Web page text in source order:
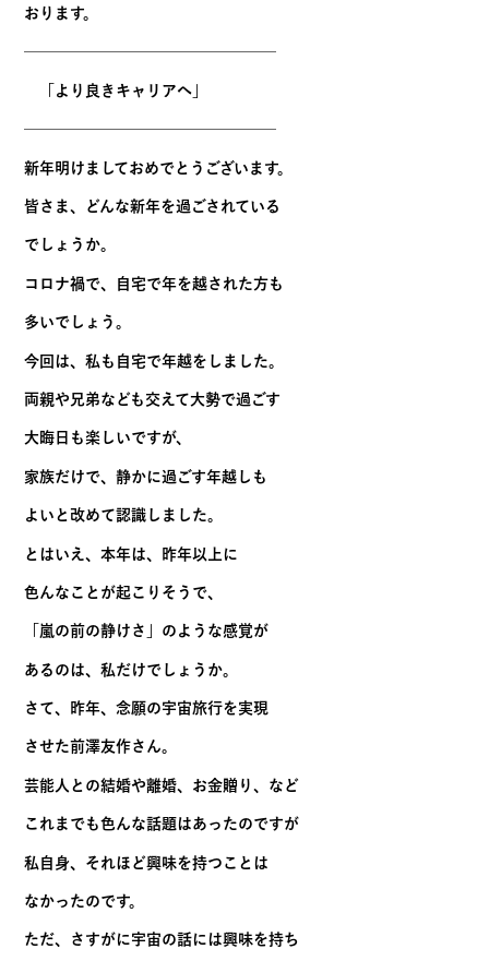
おります。
————————————————–
「より良きキャリアへ」
————————————————–
新年明けましておめでとうございます。
皆さま、どんな新年を過ごされている
でしょうか。
コロナ禍で、自宅で年を越された方も
多いでしょう。
今回は、私も自宅で年越をしました。
両親や兄弟なども交えて大勢で過ごす
大晦日も楽しいですが、
家族だけで、静かに過ごす年越しも
よいと改めて認識しました。
とはいえ、本年は、昨年以上に
色んなことが起こりそうで、
「嵐の前の静けさ」のような感覚が
あるのは、私だけでしょうか。
さて、昨年、念願の宇宙旅行を実現
させた前澤友作さん。
芸能人との結婚や離婚、お金贈り、など
これまでも色んな話題はあったのですが
私自身、それほど興味を持つことは
なかったのです。
ただ、さすがに宇宙の話には興味を持ち